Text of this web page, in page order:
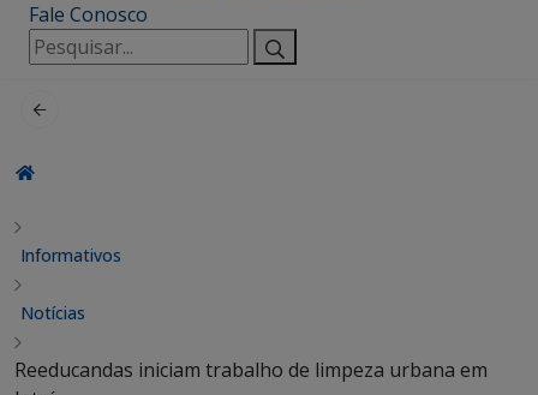
Fale Conosco
Pesquisar
por:
Informativos
Notícias
Reeducandas iniciam trabalho de limpeza urbana em